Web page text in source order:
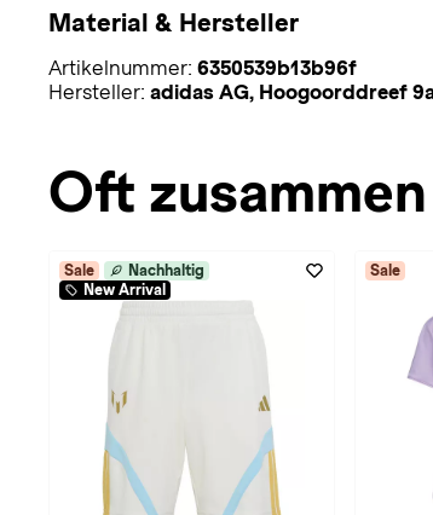
Material & Hersteller
Artikelnummer: 6350539b13b96f
Hersteller: adidas AG, Hoogoorddreef
Oft
Sale
Nachhaltig
New Arrival
Sale